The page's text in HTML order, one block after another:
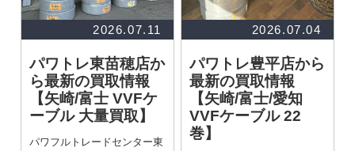
2026.07.11
パワトレ東苗穂店か
ら最新の買取情報
【矢崎/富士 VVFケ
ーブル 大量買取】
パワフルトレードセンター東
2026.07.04
パワトレ豊平店から
最新の買取情報
【矢崎/富士/愛知
VVFケーブル 22
巻】